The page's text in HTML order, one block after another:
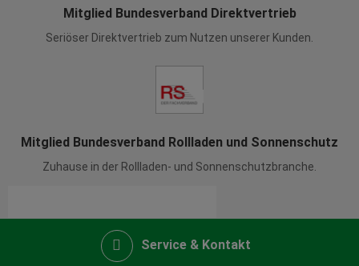
Mitglied Bundesverband Direktvertrieb
Seriöser Direktvertrieb zum Nutzen unserer Kunden.
Mitglied Bundesverband Rollladen und Sonnenschutz
Zuhause in der Rollladen- und Sonnenschutzbranche.
Kontakt
Service & Kontakt